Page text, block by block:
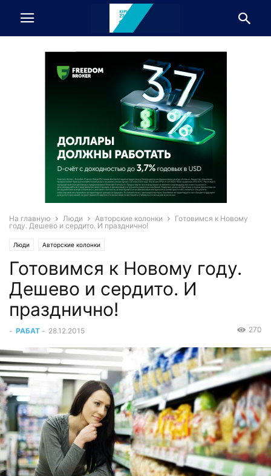
На главную Люди Авторские колонки
Готовимся к Новому
году. Дешево и сердито. И празднично!
Люди Авторские колонки
Готовимся к Новому году.
Дешево и сердито. И
празднично!
- РАБАТ - 28.12.2015 270